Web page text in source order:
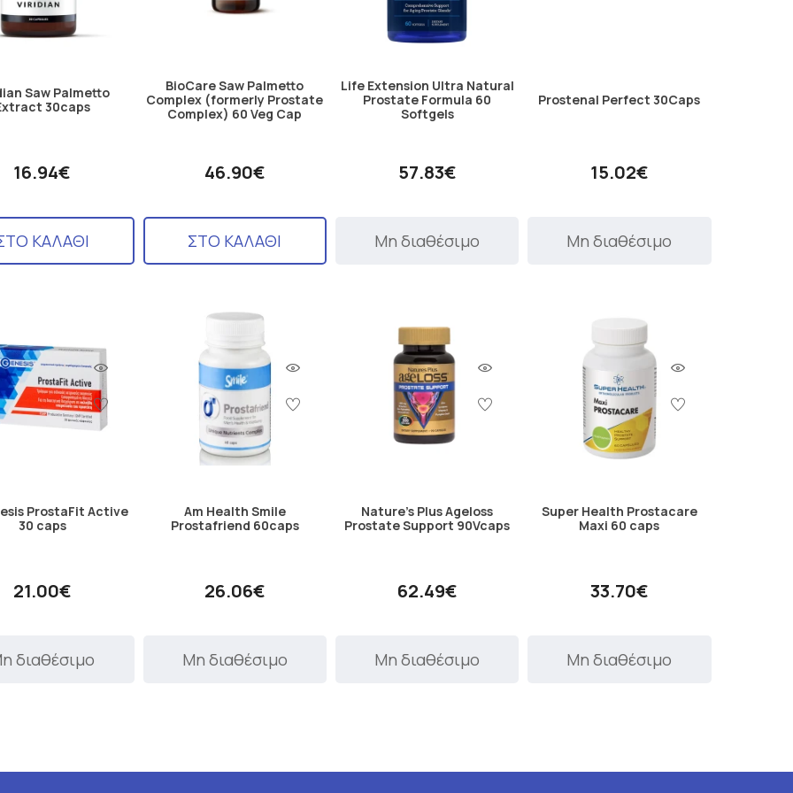
Saw Palmetto
30caps
16.94€
ΚΑΛΑΘΙ
BioCare Saw Palmetto
Complex (formerly Prostate
Complex) 60 Veg Cap
46.90€
ΣΤΟ ΚΑΛΑΘΙ
Life Extension Ultra Natural
Prostate Formula 60
Softgels
57.83€
Μη διαθέσιμο
Prostenal Perfect 30Caps
15.02€
Μη διαθέσιμο
ProstaFit Active
30 caps
21.00€
διαθέσιμο
Am Health Smile
Prostafriend 60caps
26.06€
Μη διαθέσιμο
Nature's Plus Ageloss
Prostate Support 90Vcaps
62.49€
Μη διαθέσιμο
Super Health Prostacare
Maxi 60 caps
33.70€
Μη διαθέσιμο